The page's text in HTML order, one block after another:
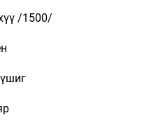
/1500/